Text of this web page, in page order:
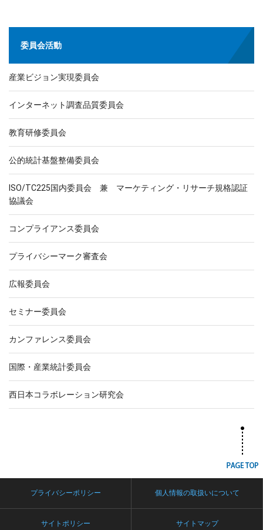
委員会活動
産業ビジョン実現委員会
インターネット調査品質委員会
教育研修委員会
公的統計基盤整備委員会
ISO/TC225国内委員会 兼 マーケティング・リサーチ規格認証
協議会
コンプライアンス委員会
プライバシーマーク審査会
広報委員会
セミナー委員会
カンファレンス委員会
国際・産業統計委員会
西日本コラボレーション研究会
プライバシーポリシー 個人情報の取扱いについて
サイトポリシー サイトマップ